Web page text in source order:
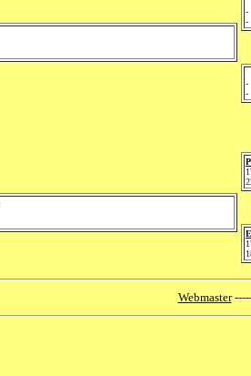
-
-
-
-
Webmaster